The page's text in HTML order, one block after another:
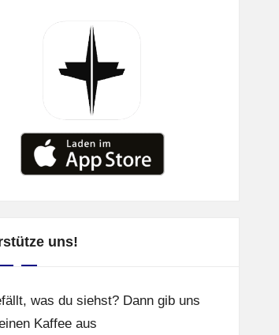
uns!
was du siehst? Dann gib uns
Kaffee aus